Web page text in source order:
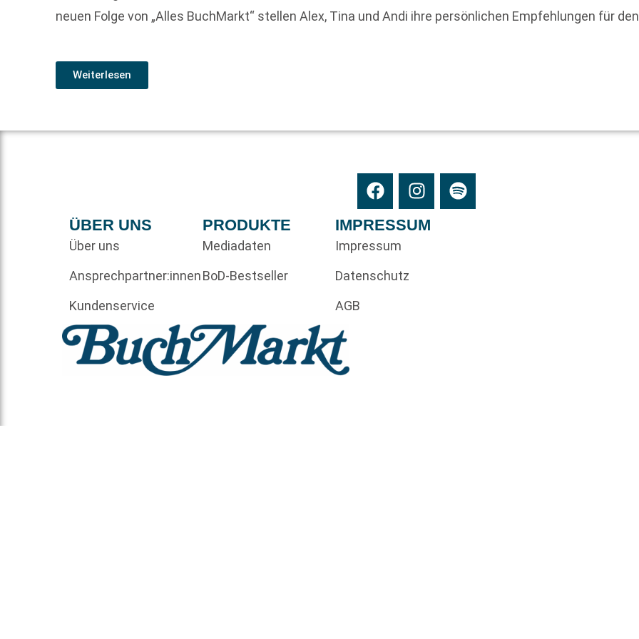
neuen Folge von „Alles BuchMarkt“ stellen Alex, Tina und Andi ihre persönlichen Empfehlungen für
Weiterlesen
ÜBER UNS
Über uns
Ansprechpartner:innen
Kundenservice
PRODUKTE
Mediadaten
BoD-Bestseller
IMPRESSUM
Impressum
Datenschutz
AGB